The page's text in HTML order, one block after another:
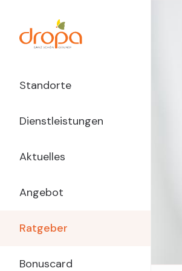
Inhalt
Main
Navigation
dropa
Standorte
Dienstleistungen
Aktuelles
Angebot
Ratgeber
Bonuscard